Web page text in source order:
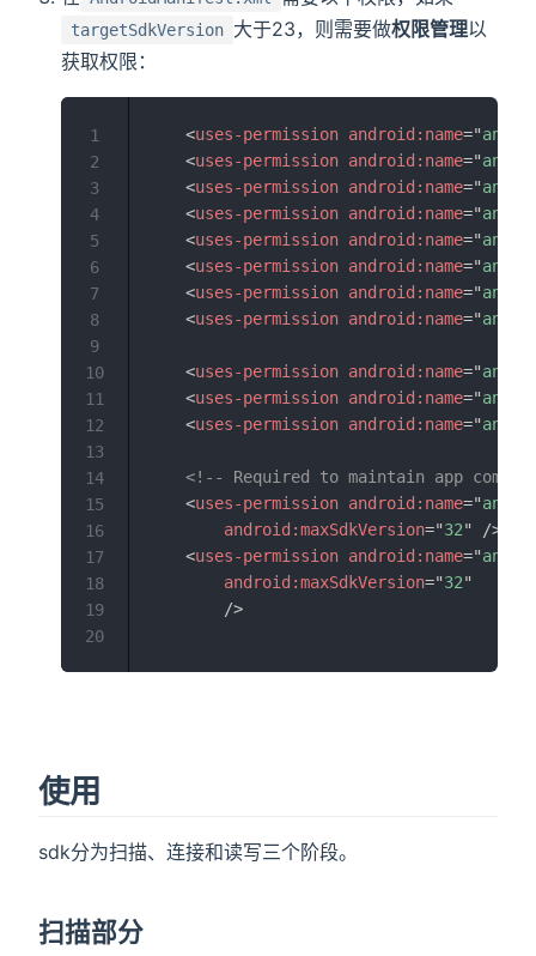
targetSdkVersion 大于23，则需要做权限管理以
获取权限：
<uses-permission android: name="
<uses-permission android: name="
<uses-permission android: name="
<uses-permission android: name="
<uses-permission android: name="
<uses-permission android: name="
<uses-permission android: name="
<uses-permission android: name="
<uses-permission android: name="
<uses-permission android: name="
<uses-permission android: name="
<!-- Required to maintain app
<uses-permission android: name="
android:maxSdkVersion="32"
/>
<uses-permission android: name="
android:maxSdkVersion="32"
/>
1
2
3
4
5
6
7
8
9
10
11
12
13
14
15
16
17
18
19
20
使用
sdk分为扫描、连接和读写三个阶段。
扫描部分